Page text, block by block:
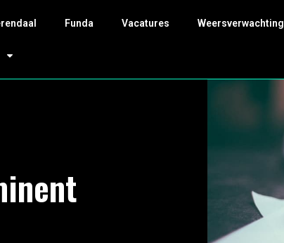
Funda Vacatures Weersverwachting